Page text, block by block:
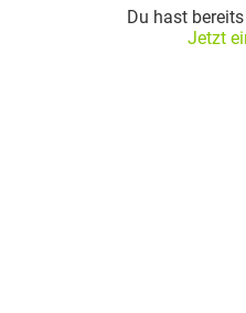
Du hast
Jetzt